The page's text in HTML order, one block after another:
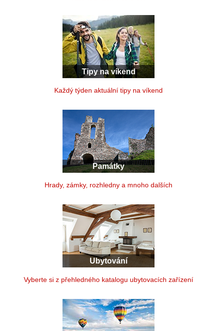
Tipy na víkend
Každý týden aktuální tipy na víkend
Památky
Hrady, zámky, rozhledny a mnoho dalších
Ubytování
Vyberte si z přehledného katalogu ubytovacích zařízení